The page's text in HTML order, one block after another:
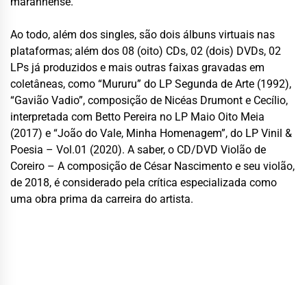
Ao todo, além dos singles, são dois álbuns virtuais nas
plataformas; além dos 08 (oito) CDs, 02 (dois) DVDs, 02
LPs já produzidos e mais outras faixas gravadas em
coletâneas, como “Mururu” do LP Segunda de Arte (1992),
“Gavião Vadio”, composição de Nicéas Drumont e Cecílio,
interpretada com Betto Pereira no LP Maio Oito Meia
(2017) e “João do Vale, Minha Homenagem”, do LP Vinil &
Poesia – Vol.01 (2020). A saber, o CD/DVD Violão de
Coreiro – A composição de César Nascimento e seu violão,
de 2018, é considerado pela crítica especializada como
uma obra prima da carreira do artista.